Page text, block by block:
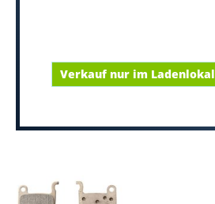
Verkauf nur im Ladenlokal